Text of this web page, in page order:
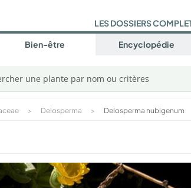
LES DOSSIERS
Bien-être Encyclopédie
une plante par nom ou critères
> Delosperma > Delosperma nubigenum